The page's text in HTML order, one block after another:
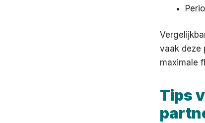
vaak deze
maximale
Tips